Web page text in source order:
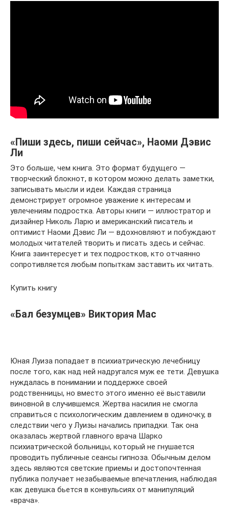
«Пиши здесь, пиши сейчас», Наоми Дэвис
Ли
Это больше, чем книга. Это формат будущего —
творческий блокнот, в котором можно делать заметки,
записывать мысли и идеи. Каждая страница
демонстрирует огромное уважение к интересам и
увлечениям подростка. Авторы книги — иллюстратор и
дизайнер Николь Ларю и американский писатель и
оптимист Наоми Дэвис Ли — вдохновляют и побуждают
молодых читателей творить и писать здесь и сейчас.
Книга заинтересует и тех подростков, кто отчаянно
сопротивляется любым попыткам заставить их читать.
Купить книгу
«Бал безумцев» Виктория Мас
Юная Луиза попадает в психиатрическую лечебницу
после того, как над ней надругался муж ее тети. Девушка
нуждалась в понимании и поддержке своей
родственницы, но вместо этого именно её выставили
виновной в случившемся. Жертва насилия не смогла
справиться с психологическим давлением в одиночку, в
следствии чего у Луизы начались припадки. Так она
оказалась жертвой главного врача Шарко
психиатрической больницы, который не гнушается
проводить публичные сеансы гипноза. Обычным делом
здесь являются светские приемы и достопочтенная
публика получает незабываемые впечатления, наблюдая
как девушка бьется в конвульсиях от манипуляций
«врача».